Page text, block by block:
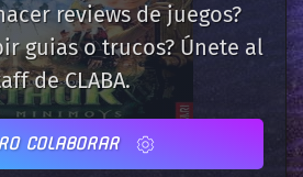
reviews de juegos?
guias o trucos? Únete al
de CLABA.
COLABORAR